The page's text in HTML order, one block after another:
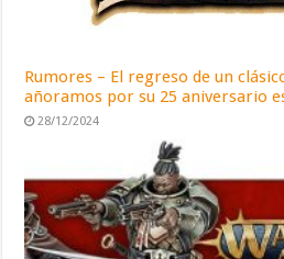
Rumores – El regreso de un
añoramos por su 25 aniversario
28/12/2024